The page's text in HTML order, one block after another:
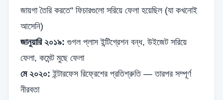
জায়গা তৈরি করতে" ফিচারগুলো সরিয়ে ফেলা হয়েছিল (যা কখনোই
আসেনি)
জানুয়ারি ২০১৯: গুগল প্লাস ইন্টিগ্রেশন বন্ধ, উইজেট সরিয়ে
ফেলা, কমেন্ট মুছে ফেলা
মে ২০২০: ইন্টারফেস রিফ্রেশের প্রতিশ্রুতি — তারপর সম্পূর্ণ
নীরবতা